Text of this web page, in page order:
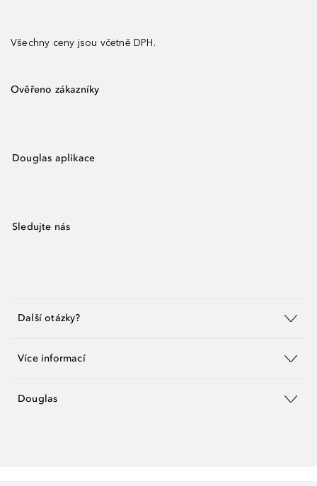
Všechny ceny jsou včetně DPH.
Ověřeno zákazníky
Douglas aplikace
Sledujte nás
Další otázky?
Více informací
Douglas